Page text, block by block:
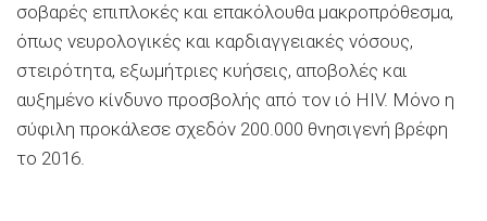
σοβαρές επιπλοκές και επακόλουθα μακροπρόθεσμα,
όπως νευρολογικές και καρδιαγγειακές νόσους,
στειρότητα, εξωμήτριες κυήσεις, αποβολές και
αυξημένο κίνδυνο προσβολής από τον ιό HIV. Μόνο η
σύφιλη προκάλεσε σχεδόν 200.000 θνησιγενή βρέφη
το 2016.